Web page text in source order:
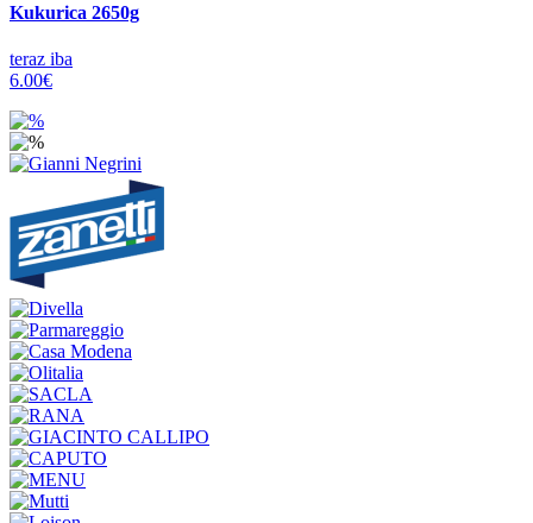
Kukurica 2650g
teraz iba
6.00€